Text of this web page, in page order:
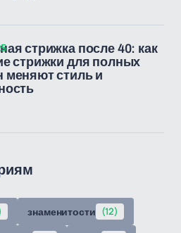
стрижка после 40: как
стрижки для полных
меняют стиль и
знаменитости (12)